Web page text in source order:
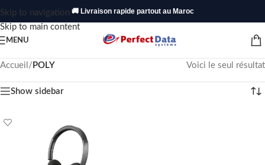
Skip to navigation
Skip to main content
🚚 Livraison rapide partout au Maroc
MENU
Accueil / POLY Voici le seul résultat
Show sidebar